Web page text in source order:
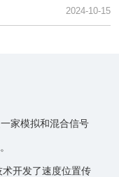
2024-10-15
家模拟和混合信号
开发了速度位置传